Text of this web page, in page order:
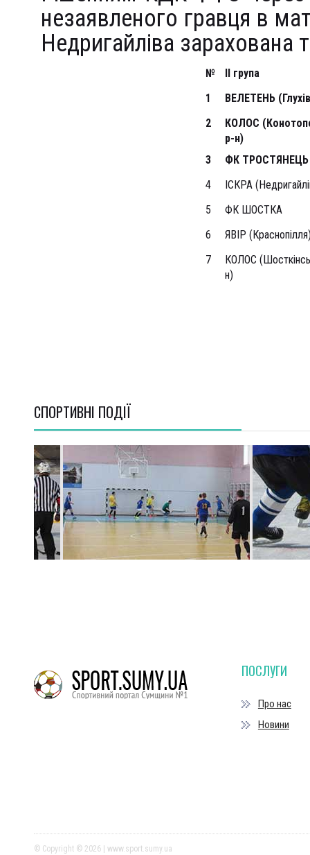
незаявленого гравця в
Недригайліва зарахована
№
ІІ група
1
ВЕЛЕТЕНЬ
2
КОЛОС
р-н)
3
ФК ТРОСТЯНЕЦЬ
4
ІСКРА
5
ФК ШОСТКА
6
ЯВІР
7
КОЛОС
н)
СПОРТИВНI ПОДІЇ
ПОСЛУГИ
Про нас
Новини
© Copyright © 2026 | www.sport.sumy.ua